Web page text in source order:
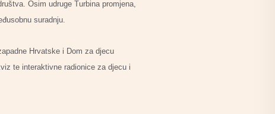
Osim udruge Turbina promjena,
suradnju.
Hrvatske i Dom za djecu
te interaktivne radionice za djecu i